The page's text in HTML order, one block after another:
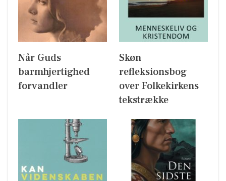
Når Guds
barmhjertighed
forvandler
Skøn
refleksionsbog
over Folkekirkens
tekstrække